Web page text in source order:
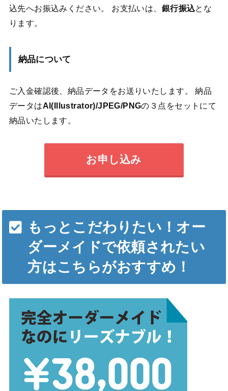
込先へお振込みください。 お支払いは、 銀行振込とな
ります。
納品について
ご入金確認後、納品データをお送りいたします。 納品
データはAI(Illustrator)/JPEG/PNGの３点をセットにて
納品いたします。
お申し込み
もっとこだわりたい！オー
ダーメイドで依頼されたい
方はこちらがおすすめ！